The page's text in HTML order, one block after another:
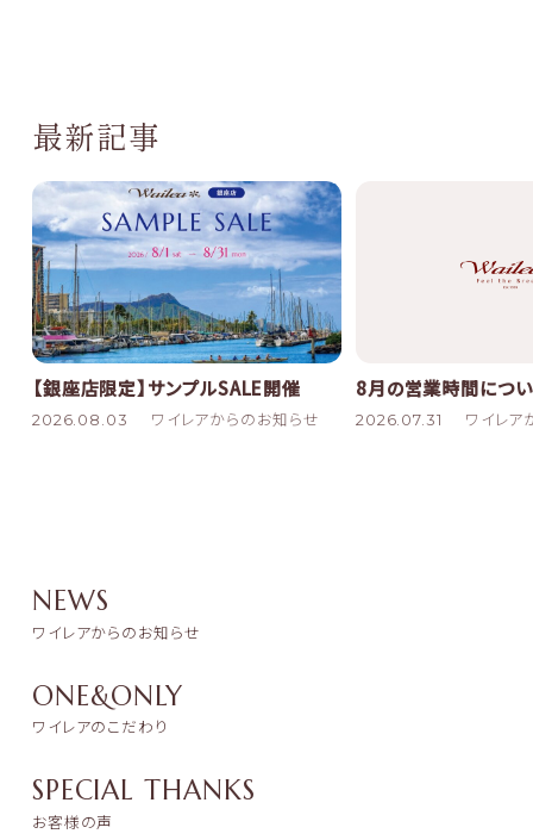
NEWS
ワイレアからのお知らせ
ONE&ONLY
ワイレアのこだわり
SPECIAL THANKS
お客様の声
最新記事
【銀座店限定】サンプルSALE開催
2026.08.03 ワイレアからのお知らせ
8月の営業時間につ
2026.07.31 ワイレア